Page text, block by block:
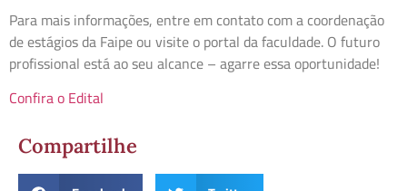
Para mais informações, entre em contato com a coordenação
de estágios da Faipe ou visite o portal da faculdade. O futuro
profissional está ao seu alcance – agarre essa oportunidade!
Confira o Edital
Compartilhe